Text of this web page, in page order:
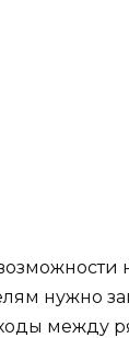
нужно
между